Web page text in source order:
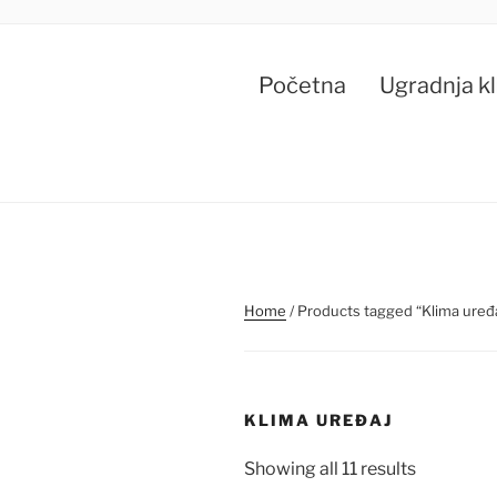
Početna Ugradnja
Home / Products tagged “Klima
KLIMA UREĐAJ
Showing all 11 resultsSorted